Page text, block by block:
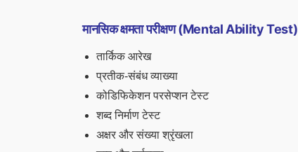
मानसिक क्षमता परीक्षण (Mental Ability Test)
तार्किक आरेख
प्रतीक-संबंध व्याख्या
कोडिफिकेशन परसेप्शन टेस्ट
शब्द निर्माण टेस्ट
अक्षर और संख्या श्रृंखला